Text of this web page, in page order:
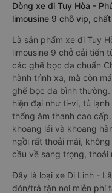
Dòng xe đi Tuy Hòa -
limousine 9 chỗ vip,
Là sản phẩm xe đi Tuy
limousine 9 chỗ cải tiến
các ghế bọc da chuẩn
hành trình xa, mà còn
ghế bọc da bình
hiện đại như ti-vi, tủ
thống âm thanh cao
khoang lái và khoang
ngồi rất thoải mái,
cầu về sang trọng, thoải
Đây là loại xe Di Linh -
đón/trả tận nơi miễn phí